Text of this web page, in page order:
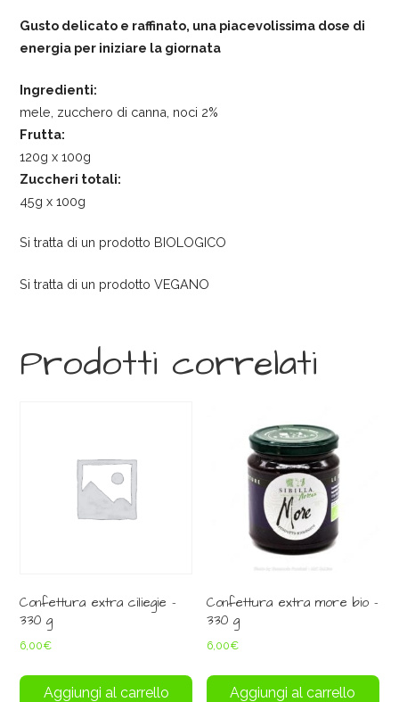
Gusto delicato e raffinato, una piacevolissima dose di
energia per iniziare la giornata
Ingredienti:
mele, zucchero di canna, noci 2%
Frutta:
120g x 100g
Zuccheri totali:
45g x 100g
Si tratta di un prodotto BIOLOGICO
Si tratta di un prodotto VEGANO
Prodotti correlati
Confettura extra ciliegie –
330 g
6,00€
Aggiungi al carrello
Confettura extra more bio –
330 g
6,00€
Aggiungi al carrello